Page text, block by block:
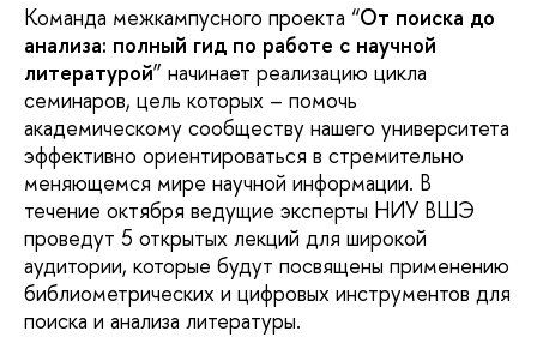
Команда межкампусного проекта “От поиска до
анализа: полный гид по работе с научной
литературой” начинает реализацию цикла
семинаров, цель которых – помочь
академическому сообществу нашего университета
эффективно ориентироваться в стремительно
меняющемся мире научной информации. В
течение октября ведущие эксперты НИУ ВШЭ
проведут 5 открытых лекций для широкой
аудитории, которые будут посвящены применению
библиометрических и цифровых инструментов для
поиска и анализа литературы.